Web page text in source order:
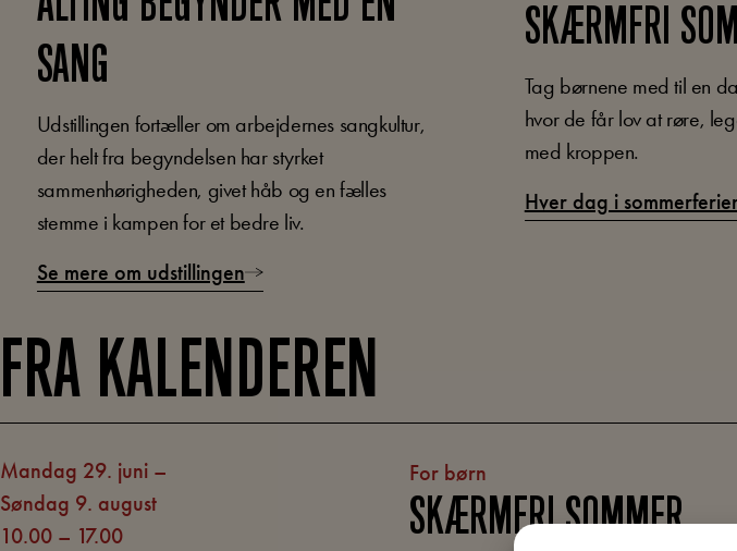
SANG
Udstillingen fortæller om arbejdernes sangkultur,
der helt fra begyndelsen har styrket
sammenhørigheden, givet håb og en fælles
stemme i kampen for et bedre liv.
Se mere om udstillingen
SKÆRMFRI
Tag børnene med til en
hvor de får lov at røre,
med kroppen.
Hver dag i
FRA KALENDEREN
mandag 29. juni –
søndag 9. august
10.00 – 17.00
For børn
SKÆRMFRI SOMMER